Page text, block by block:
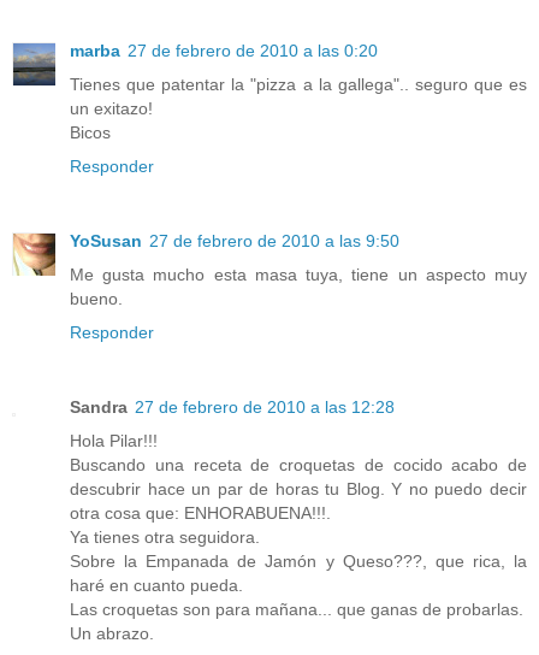
marba 27 de febrero de 2010 a las 0:20
Tienes que patentar la "pizza a la gallega".. seguro que es
un exitazo!
Bicos
Responder
YoSusan 27 de febrero de 2010 a las 9:50
Me gusta mucho esta masa tuya, tiene un aspecto muy
bueno.
Responder
Sandra 27 de febrero de 2010 a las 12:28
Hola Pilar!!!
Buscando una receta de croquetas de cocido acabo de
descubrir hace un par de horas tu Blog. Y no puedo decir
otra cosa que: ENHORABUENA!!!.
Ya tienes otra seguidora.
Sobre la Empanada de Jamón y Queso???, que rica, la
haré en cuanto pueda.
Las croquetas son para mañana... que ganas de probarlas.
Un abrazo.